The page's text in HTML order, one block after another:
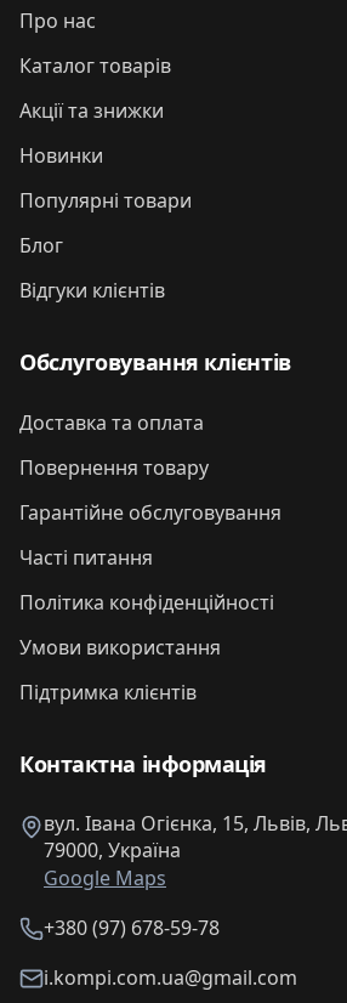
Про нас
Каталог товарів
Акції та знижки
Новинки
Популярні товари
Блог
Відгуки клієнтів
Обслуговування клієнтів
Доставка та оплата
Повернення товару
Гарантійне обслуговування
Часті питання
Політика конфіденційності
Умови використання
Підтримка клієнтів
Контактна інформація
вул. Івана Огієнка, 15, Львів,
79000, Україна
Google Maps
+380 (97) 678-59-78
i.kompi.com.ua@gmail.com